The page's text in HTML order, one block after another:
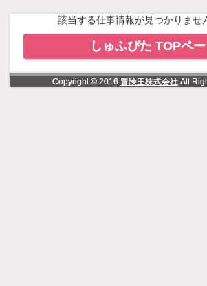
該当する仕事情報が見つかりませ
しゅふぴた TOPペ
Copyright © 2016 冒険王株式会社All